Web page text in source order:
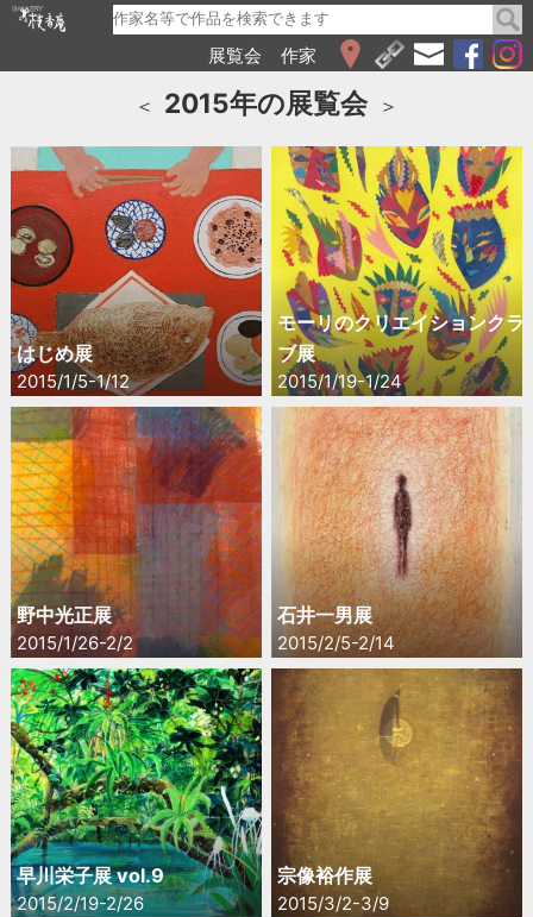
展覧会
WEB展覧会
2026
2025
2024
2023
2022
2021
2019
2018
2017
2016
2015
2014
2013
2012
2011
2010
2009
2008
2007
2006
作家
＜ 2015年の展覧会 ＞
はじめ展
2015/1/5-1/12
モーリのクリエイションクラ
ブ展
2015/1/19-1/24
野中光正展
2015/1/26-2/2
石井一男展
2015/2/5-2/14
早川栄子展 vol.9
2015/2/19-2/26
宗像裕作展
2015/3/2-3/9